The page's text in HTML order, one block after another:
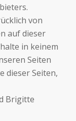
von
auf dieser
in keinem
Seiten
dieser Seiten,
Brigitte